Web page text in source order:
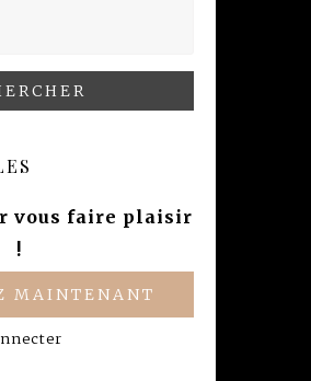
vous faire plaisir
!
MAINTENANT